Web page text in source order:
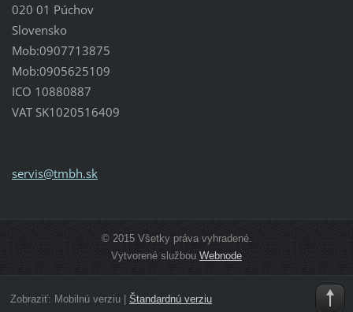
020 01 Púchov
Slovensko
Mob:0907713875
Mob:0905625109
ICO 10880887
VAT SK1020516409
servis@tmbh.sk
© 2015 Všetky práva vyhradené.
Vytvorené službouWebnode
Zobraziť: Mobilnú verziu| Štandardnú verziu